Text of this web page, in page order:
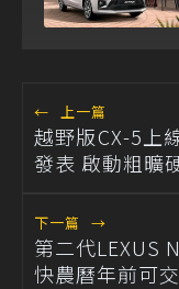
← 上一篇
越野版CX-5上
發表 啟動粗曠
下一篇 →
第二代LEXUS
快農曆年前可